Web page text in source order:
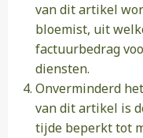
van dit artikel
bloemist, uit
factuurbedrag
diensten.
Onverminderd
van dit artikel is
tijde beperkt tot